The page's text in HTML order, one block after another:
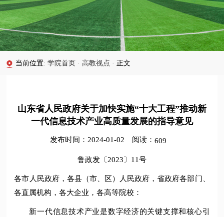
当前位置:学院首页 · 高教视点 · 正文
山东省人民政府关于加快实施“十大工程”推动新
一代信息技术产业高质量发展的指导意见
发布时间：2024-01-02 阅读： 609
鲁政发〔2023〕11号
各市人民政府，各县（市、区）人民政府，省政府各部门、
各直属机构，各大企业，各高等院校：
新一代信息技术产业是数字经济的关键支撑和核心引